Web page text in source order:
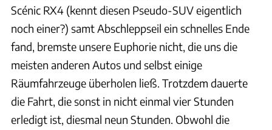
Scénic RX4 (kennt diesen Pseudo-SUV eigentlich
noch einer?) samt Abschleppseil ein schnelles Ende
fand, bremste unsere Euphorie nicht, die uns die
meisten anderen Autos und selbst einige
Räumfahrzeuge überholen ließ. Trotzdem dauerte
die Fahrt, die sonst in nicht einmal vier Stunden
erledigt ist, diesmal neun Stunden. Obwohl die